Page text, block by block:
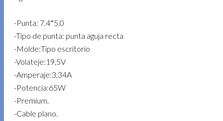
-Punta: 7.4*5.0
-Tipo de punta: punta aguja recta
-Molde:Tipo escritorio
-Volateje:19,5V
-Amperaje:3,34A
-Potencia:65W
-Premium.
-Cable plano.